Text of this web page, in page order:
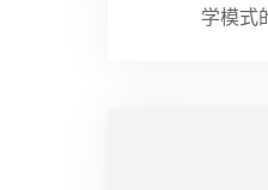
学模式